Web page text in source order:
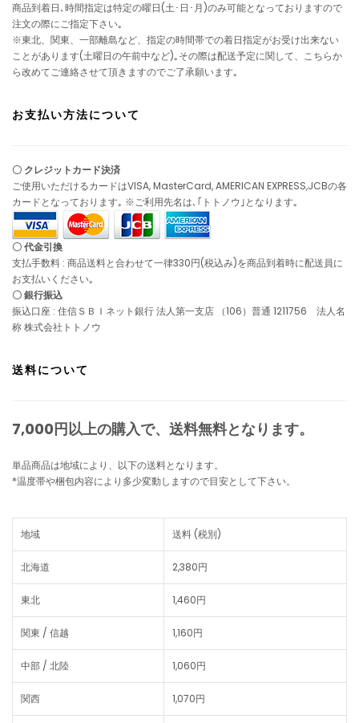
商品到着日､時間指定は特定の曜日(土･日･月)のみ可能となっておりますので
注文の際にご指定下さい｡
※東北、関東、一部離島など、指定の時間帯での着日指定がお受け出来ない
ことがあります(土曜日の午前中など)｡その際は配送予定に関して、こちらか
ら改めてご連絡させて頂きますのでご了承願います｡
お支払い方法について
〇 クレジットカード決済
ご使用いただけるカードはVISA, MasterCard, AMERICAN EXPRESS,JCBの各
カードとなっております｡ ※ご利用先名は､｢トトノウ｣となります｡
〇 代金引換
支払手数料 : 商品送料と合わせて一律330円(税込み)を商品到着時に配送員に
お支払いください｡
〇 銀行振込
振込口座 : 住信ＳＢＩネット銀行 法人第一支店 （106）普通 1211756 法人名
称 株式会社トトノウ
送料について
7,000円以上の購入で、 送料無料となります。
単品商品は地域により、以下の送料となります。
*温度帯や梱包内容により多少変動しますので目安として下さい。
地域 送料 (税別)
北海道 2,380円
東北 1,460円
関東 / 信越 1,160円
中部 / 北陸 1,060円
関西 1,070円